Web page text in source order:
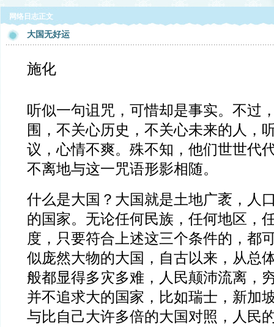
网络日志正文
大国无好运
施化
听似一句诅咒，可惜却是事实。不过
围，不关心历史，不关心未来的人，
议，心情不爽。殊不知，他们世世代
不离地与这一咒语形影相随。
什么是大国？大国就是土地广袤，人
的国家。无论任何民族，任何地区，
度，只要符合上述这三个条件的，都
似庞然大物的大国，自古以来，从总
般都显得多灾多难，人民颠沛流离，
并不追求大的国家，比如瑞士，新加
与比自己大许多倍的大国对照，人民